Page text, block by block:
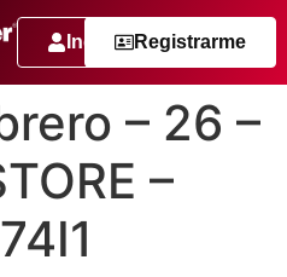
IngresarRegistrarme
– 26 –
–